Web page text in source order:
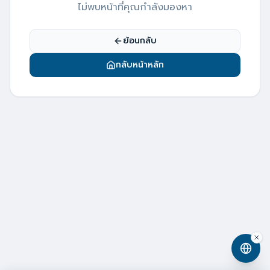
ไม่พบหน้าที่คุณกำลังมองหา
ย้อนกลับ
กลับหน้าหลัก